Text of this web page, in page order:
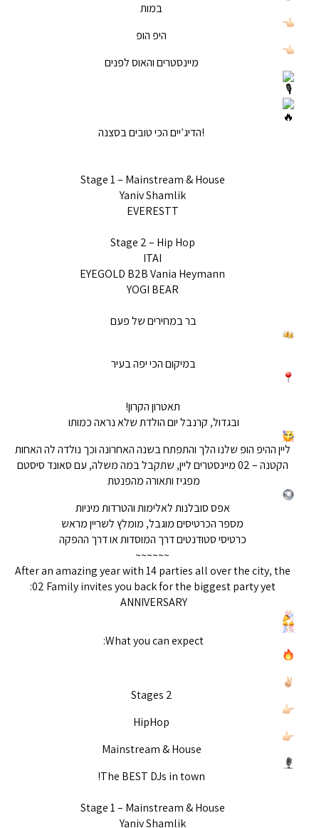
במות
היפ הופ
מיינסטרים והאוס לפנים
!הדיג’יים הכי טובים בסצנה
Stage 1 – Mainstream & House
Yaniv Shamlik
EVERESTT
Stage 2 – Hip Hop
ITAI
EYEGOLD B2B Vania Heymann
YOGI BEAR
בר במחירים של פעם
במיקום הכי יפה בעיר
תאטרון הקרון!
ובגדול, קרנבל יום הולדת שלא נראה כמותו
ליין ההיפ הופ שלנו הלך והתפתח בשנה האחרונה וכך נולדה לה האחות
הקטנה – 02 מיינסטרים ליין, שתקבל במה משלה, עם סאונד סיסטם
מפגיז ותאורה מהפנטת
אפס סובלנות לאלימות והטרדות מיניות
מספר הכרטיסים מוגבל, מומלץ לשריין מראש
כרטיסי סטודנטים דרך המוסדות או דרך ההפקה
~~~~~~
After an amazing year with 14 parties all over the city, the
02 Family invites you back for the biggest party yet:
ANNIVERSARY
What you can expect:
Stage 1 – Mainstream & House
Yaniv Shamlik